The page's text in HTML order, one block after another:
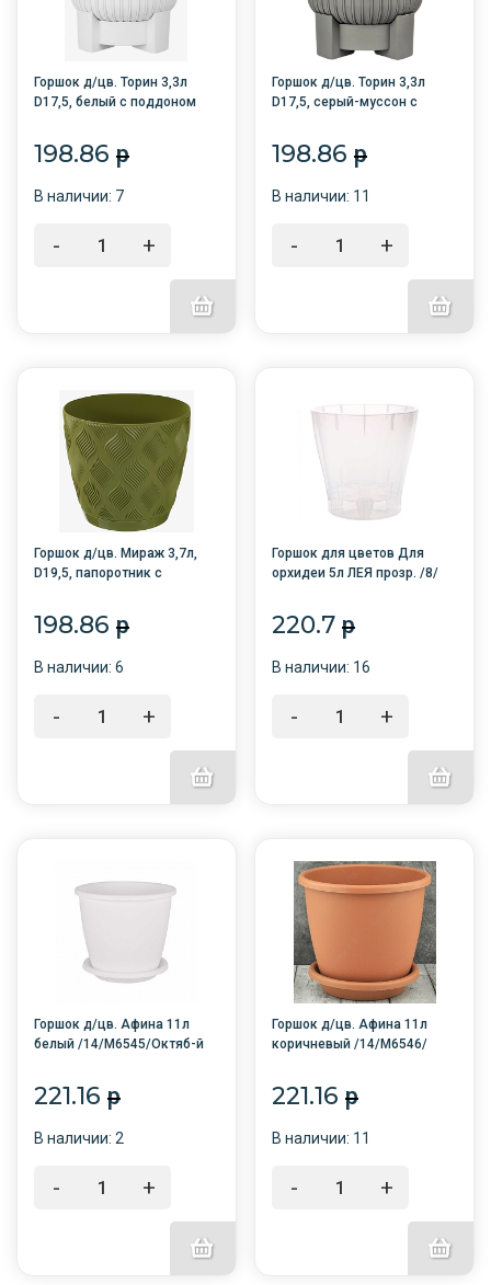
Горшок д/цв. Торин 3,3л
D17,5, белый с поддоном
198.86 p
В наличии: 7
- +
Горшок д/цв. Торин 3,3л
D17,5, серый-муссон с
198.86p
В наличии: 11
- +
Горшок д/цв. Мираж 3,7л,
D19,5, папоротник с
198.86 p
В наличии: 6
- +
Горшок для цветов Для
орхидеи 5л ЛЕЯ прозр. /8/
220.7p
В наличии: 16
- +
Горшок д/цв. Афина 11л
белый /14/М6545/Октяб-й
221.16 p
В наличии: 2
- +
Горшок д/цв. Афина 11л
коричневый /14/М6546/
221.16p
В наличии: 11
- +